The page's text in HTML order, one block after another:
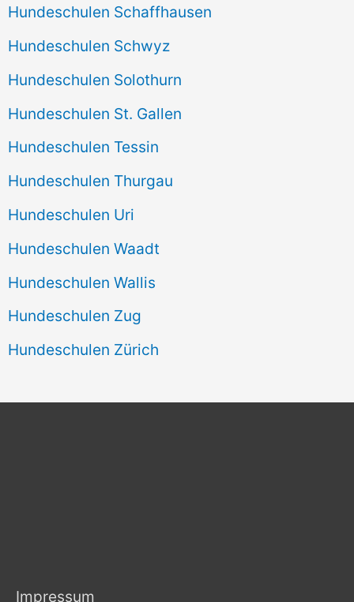
Hundeschulen Schaffhausen
Hundeschulen Schwyz
Hundeschulen Solothurn
Hundeschulen St. Gallen
Hundeschulen Tessin
Hundeschulen Thurgau
Hundeschulen Uri
Hundeschulen Waadt
Hundeschulen Wallis
Hundeschulen Zug
Hundeschulen Zürich
Impressum